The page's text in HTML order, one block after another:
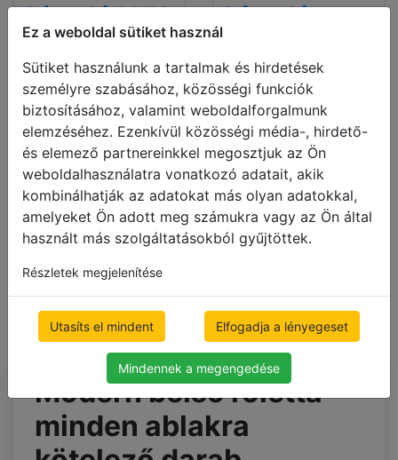
Ez a weboldal sütiket használ
Sütiket használunk a tartalmak és hirdetések
személyre szabásához, közösségi funkciók
biztosításához, valamint weboldalforgalmunk
elemzéséhez. Ezenkívül közösségi média-, hirdető-
és elemező partnereinkkel megosztjuk az Ön
weboldalhasználatra vonatkozó adatait, akik
kombinálhatják az adatokat más olyan adatokkal,
amelyeket Ön adott meg számukra vagy az Ön által
használt más szolgáltatásokból gyűjtöttek.
Részletek megjelenítése
Utasíts el mindent Elfogadja a lényegeset
Mindennek a megengedése
Sávroló LUX
52,660.40 Ft ár ÁFÁval
Ingyenes szállítás
Sávroló
BLACKOUT
500 x 1000mm
64,782.40 Ft
Ingyenes szállítás
Modern belső roletta –
minden ablakra